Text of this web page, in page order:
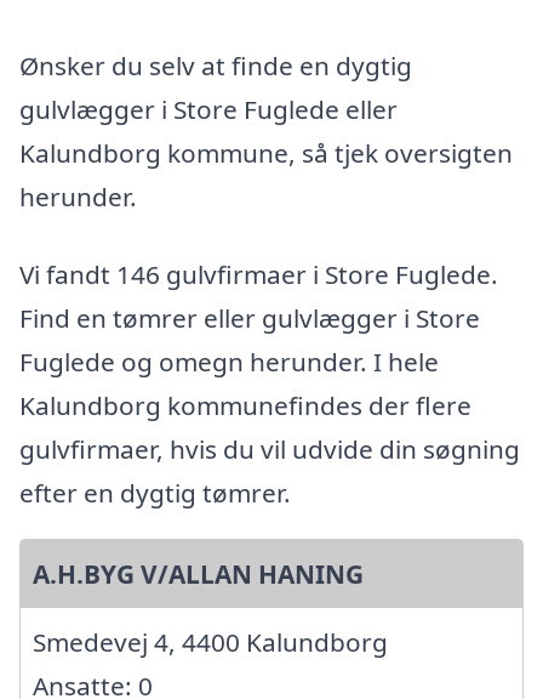
Ønsker du selv at finde en dygtig
gulvlægger i Store Fuglede eller
Kalundborg kommune, så tjek oversigten
herunder.
Vi fandt 146 gulvfirmaer i Store Fuglede.
Find en tømrer eller gulvlægger i Store
Fuglede og omegn herunder. I hele
Kalundborg kommunefindes der flere
gulvfirmaer, hvis du vil udvide din søgning
efter en dygtig tømrer.
A.H.BYG V/ALLAN HANING
Smedevej 4, 4400 Kalundborg
Ansatte: 0